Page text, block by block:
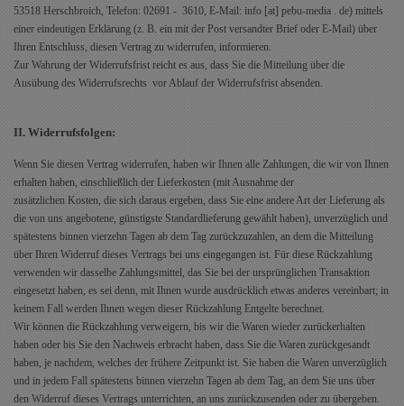
53518 Herschbroich, Telefon: 02691 - 3610, E-Mail: info [at] pebu-media . de) mittels
einer eindeutigen Erklärung (z. B. ein mit der Post versandter Brief oder E-Mail) über
Ihren Entschluss, diesen Vertrag zu widerrufen, informieren.
Zur Wahrung der Widerrufsfrist reicht es aus, dass Sie die Mitteilung über die
Ausübung des Widerrufsrechts vor Ablauf der Widerrufsfrist absenden.
II. Widerrufsfolgen:
Wenn Sie diesen Vertrag widerrufen, haben wir Ihnen alle Zahlungen, die wir von Ihnen
erhalten haben, einschließlich der Lieferkosten (mit Ausnahme der
zusätzlichen Kosten, die sich daraus ergeben, dass Sie eine andere Art der Lieferung als
die von uns angebotene, günstigste Standardlieferung gewählt haben), unverzüglich und
spätestens binnen vierzehn Tagen ab dem Tag zurückzuzahlen, an dem die Mitteilung
über Ihren Widerruf dieses Vertrags bei uns eingegangen ist. Für diese Rückzahlung
verwenden wir dasselbe Zahlungsmittel, das Sie bei der ursprünglichen Transaktion
eingesetzt haben, es sei denn, mit Ihnen wurde ausdrücklich etwas anderes vereinbart; in
keinem Fall werden Ihnen wegen dieser Rückzahlung Entgelte berechnet.
Wir können die Rückzahlung verweigern, bis wir die Waren wieder zurückerhalten
haben oder bis Sie den Nachweis erbracht haben, dass Sie die Waren zurückgesandt
haben, je nachdem, welches der frühere Zeitpunkt ist. Sie haben die Waren unverzüglich
und in jedem Fall spätestens binnen vierzehn Tagen ab dem Tag, an dem Sie uns über
den Widerruf dieses Vertrags unterrichten, an uns zurückzusenden oder zu übergeben.